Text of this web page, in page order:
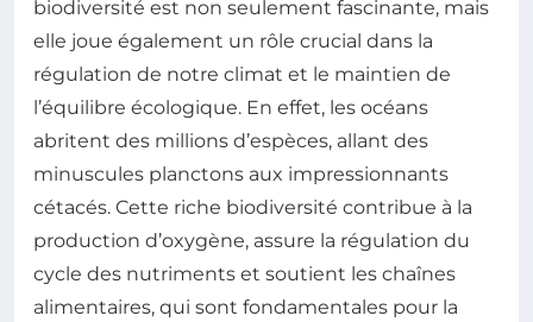
biodiversité est non seulement fascinante, mais
elle joue également un rôle crucial dans la
régulation de notre climat et le maintien de
l’équilibre écologique. En effet, les océans
abritent des millions d’espèces, allant des
minuscules planctons aux impressionnants
cétacés. Cette riche biodiversité contribue à la
production d’oxygène, assure la régulation du
cycle des nutriments et soutient les chaînes
alimentaires, qui sont fondamentales pour la